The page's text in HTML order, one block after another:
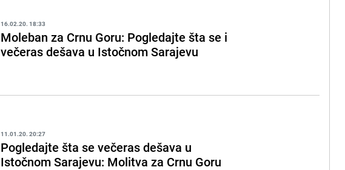
16.02.20. 18:33
Moleban za Crnu Goru: Pogledajte šta se i
večeras dešava u Istočnom Sarajevu
11.01.20. 20:27
Pogledajte šta se večeras dešava u
Istočnom Sarajevu: Molitva za Crnu Goru